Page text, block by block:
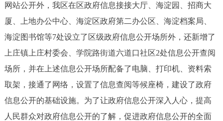
网站公开外，我区在区政府信息接接大厅、海淀园、招商大
厦、上地办公中心、海淀区政府第二办公区、海淀档案局、
海淀图书馆等7处设立了区级政府信息公开场所外，还新增了
上庄镇上庄村委会、学院路街道六道口社区2处信息公开查阅
场所，并在上述信息公开场所配备了电脑、打印机、资料索
取架，接通了网络，设置了信息查阅等候座椅，建设了政府
信息公开的基础设施。为了让政府信息公开深入人心，提高
人民群众对政府信息公开的了解，促进政府信息公开的全面